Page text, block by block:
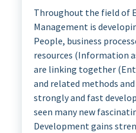
Throughout the field of
Management is
People, business
resources (Information
are linking together
and related methods
strongly and fast
seen many new
Development gains